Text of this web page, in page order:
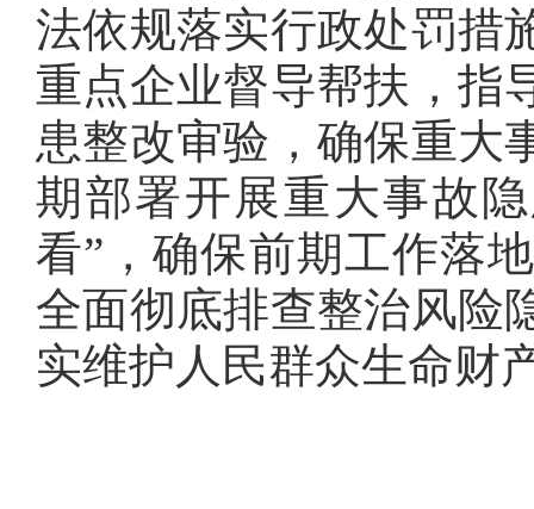
法依规落实行政处罚措
重点企业督导帮扶，指
患整改审验，确保重大
期部署开展重大事故
看”，确保前期工作落
全面彻底排查整治风险
实维护人民群众生命财